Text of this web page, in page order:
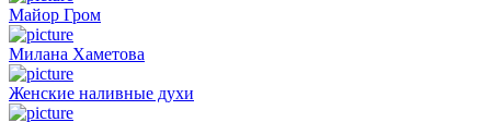
Майор Гром
Милана Хаметова
Женские наливные духи